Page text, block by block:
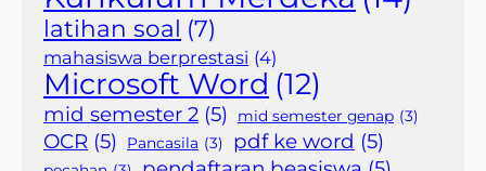
latihan soal (7)
mahasiswa berprestasi (4)
Microsoft Word (12)
mid semester 2 (5) mid semester genap (3)
OCR (5) Pancasila (3) pdf ke word (5)